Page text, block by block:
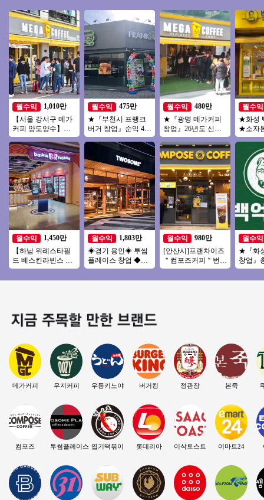
월수익
1,010만
【서울 강서구 메가
커피 양도양수】배
달없음/풀오토운영/
초보창업/여성창업
추천
월수익
1,450만
【하남 위례스타필
드 베스킨라빈스 양
도양수】♥ 소자본창
업 ♥ 초보추천 ♥
월수익
475만
★『부천시 프랭크
버거 창업』순익 475
만 오토창업아이템
투잡창업 부부창업
월수익
1,803만
◈경기 용인◈ 투썸
플레이스 창업 ◆리
뉴얼없는매장◆ 소
자본창업/초보창업/
월수익
480만
★『광명 메가커피
창업』26년도 신규
메가커피 매장★초
보창업/소자본창업/
여성창업
월수익
980만
[안산시]프랜차이즈
＂컴포즈커피＂번오
토운영수익900 소자
본 / 초보 / 여성창업
월수익
★화성
★소자
인테리
대단지
창업
월수익
★『화
창업』
억 미만
소자본
메가커피
컴포즈
우지커피
투썸플레이스
우동키노야
엽기떡볶이
버거킹
롯데리아
정관장
이삭토스트
본죽
이마트24